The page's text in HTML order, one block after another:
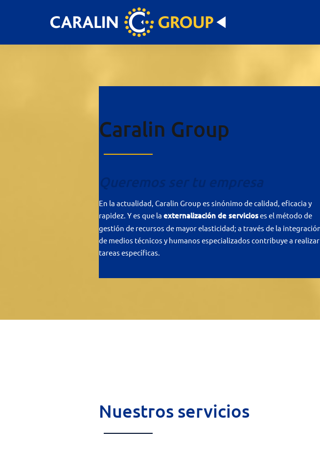
Caralin Group
Queremos ser tu empresa
En la actualidad, Caralin Group es sinónimo de calidad, eficacia y
rapidez. Y es que la externalización de servicioses el método de
gestión de recursos de mayor elasticidad; a través de la
de medios técnicos y humanos especializados contribuye a realizar
tareas específicas.
Nuestros servicios